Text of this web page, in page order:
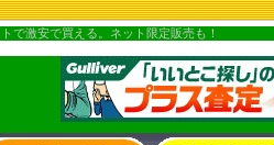
で激安で買える。ネット限定販売も！